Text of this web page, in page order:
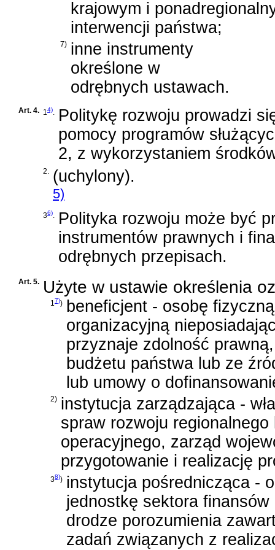
krajowym i
interwencji państwa;
7) inne instrumenty
określone w
odrębnych ustawach.
Art. 4. 14). Politykę rozwoju prowadzi
pomocy programów
2, z wykorzystaniem
2. (uchylony).
5)
36). Polityka rozwoju może być
instrumentów prawnych i
odrębnych przepisach.
Art. 5. Użyte w ustawie określenia
17))
beneficjent - osobę
organizacyjną
przyznaje zdolność
budżetu państwa lub ze
lub umowy o
2) instytucja zarządzająca -
spraw rozwoju
operacyjnego, zarząd
przygotowanie i realizację
38)) instytucja pośrednicząca -
jednostkę sektora
drodze porozumienia
zadań związanych z